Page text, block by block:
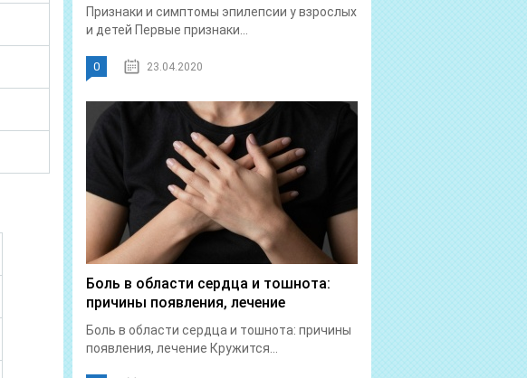
Признаки и симптомы эпилепсии у взрослых
и детей Первые признаки...
0 23.04.2020
Боль в области сердца и тошнота:
причины появления, лечение
Боль в области сердца и тошнота: причины
появления, лечение Кружится...